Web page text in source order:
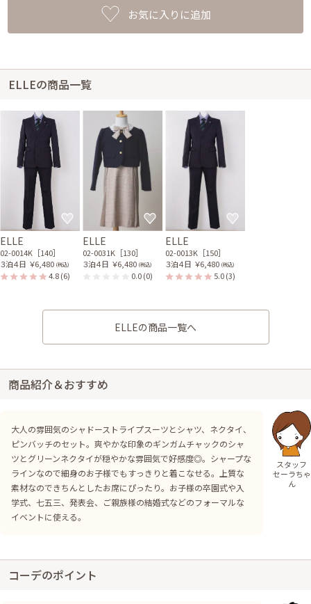
お気に入りに追加
ELLEの商品一覧
ELLE
02-0014K［140］
３泊４日 ￥6,480 (税込)
4.8(6)
ELLE
02-0031K［130］
３泊４日 ￥6,480 (税込)
0.0(0)
ELLE
02-0013K［150］
３泊４日 ￥6,480 (税込)
5.0(3)
ELLEの商品一覧へ
商品紹介＆おすすめ
大人の雰囲気のシャドーストライプスーツとシャツ、ネクタイ、
ピンバッチのセット。爽やかな印象のギンガムチャックのシャ
ツとグリーンネクタイが穏やかな雰囲気で好感度◎。シャープな
ラインなので細身のお子様でもすっきりと着こなせる。上質な
素材なのできちんとしたお席にぴったり。お子様の卒園式や入
学式、七五三、発表会、ご親族様の結婚式などのフォーマルな
イベントに使える。
スタッフ
セーラちゃ
ん
コーデのポイント